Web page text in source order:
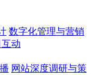
数字化管理与营销
动
网站深度调研与策